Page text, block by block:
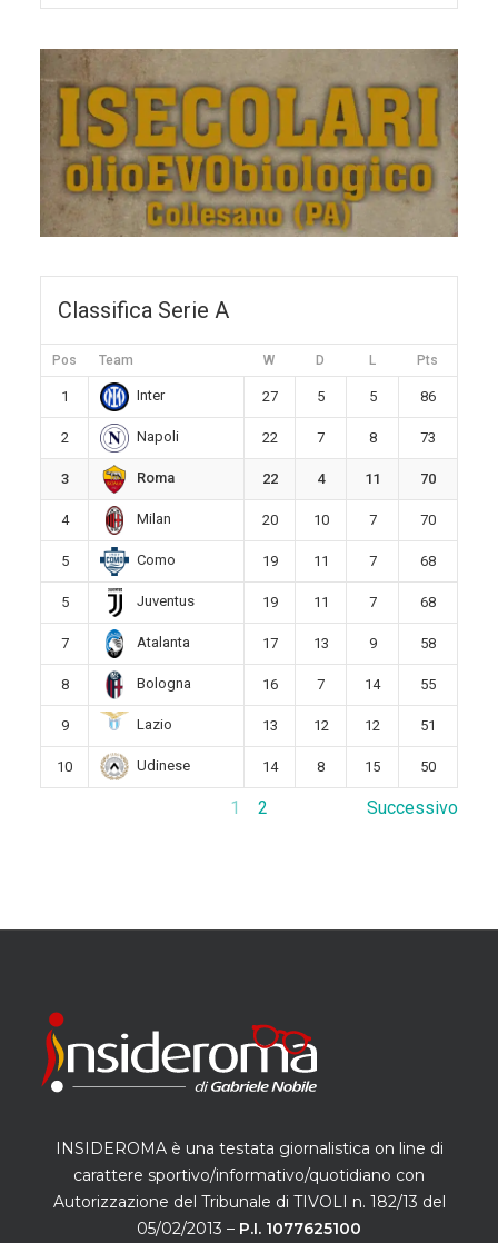
Classifica Serie A
Pos Team W D L Pts
1 Inter 27 5 5 86
2 Napoli 22 7 8 73
3 Roma 22 4 11 70
4 Milan 20 10 7 70
5 Como 19 11 7 68
5 Juventus 19 11 7 68
7 Atalanta 17 13 9 58
8 Bologna 16 7 14 55
9 Lazio 13 12 12 51
10 Udinese 14 8 15 50
1 2 Successivo
INSIDEROMA è una testata giornalistica on line di
carattere sportivo/informativo/quotidiano con
Autorizzazione del Tribunale di TIVOLI n. 182/13 del
05/02/2013 – P.I. 1077625100